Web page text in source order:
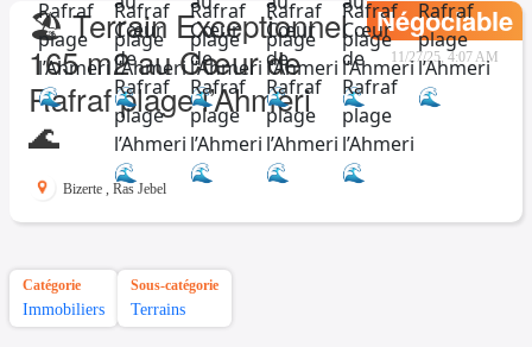
🏖️ Terrain Exceptionnel
165 m2 au Cœur de
Rafraf plage l’Ahmeri
🌊
Négociable
11/27/25, 4:07 AM
Bizerte , Ras Jebel
Catégorie
Immobiliers
Sous-catégorie
Terrains